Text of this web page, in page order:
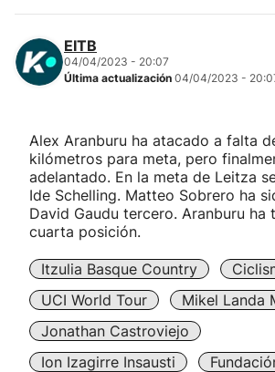
Carreras de montaña
Más deportes
EITB
04/04/2023 - 20:07
Última actualización 04/04/2023 -
Alex Aranburu ha atacado a falta
kilómetros para meta, pero
adelantado. En la meta de Leitza
Ide Schelling. Matteo Sobrero ha
David Gaudu tercero. Aranburu ha
cuarta posición.
Itzulia Basque Country
UCI World Tour
Mikel Landa
Jonathan Castroviejo
Ion Izagirre Insausti